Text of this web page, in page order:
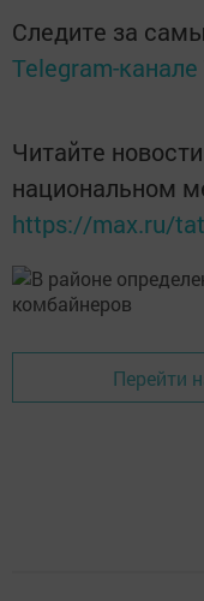
Следите за
Telegram-канале
Читайте
национальном
https://max.ru/
Перейти